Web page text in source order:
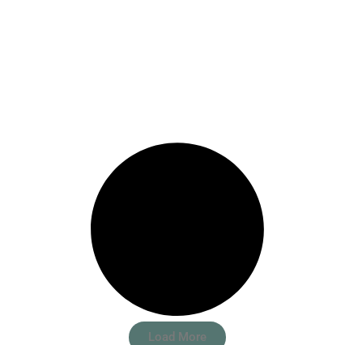
Load More